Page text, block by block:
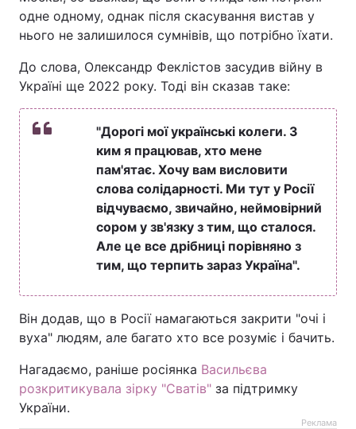
одне одному, однак після скасування вистав у
нього не залишилося сумнівів, що потрібно їхати.
До слова, Олександр Феклістов засудив війну в
Україні ще 2022 року. Тоді він сказав таке:
"Дорогі мої українські колеги. З
ким я працював, хто мене
пам'ятає. Хочу вам висловити
слова солідарності. Ми тут у Росії
відчуваємо, звичайно, неймовірний
сором у зв'язку з тим, що сталося.
Але це все дрібниці порівняно з
тим, що терпить зараз Україна".
Він додав, що в Росії намагаються закрити "очі і
вуха" людям, але багато хто все розуміє і бачить.
Нагадаємо, раніше росіянка Васильєва
розкритикувала зірку "Сватів" за підтримку
України.
Реклама